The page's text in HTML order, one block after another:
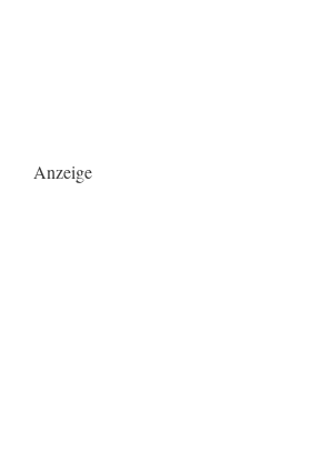
Anzeige